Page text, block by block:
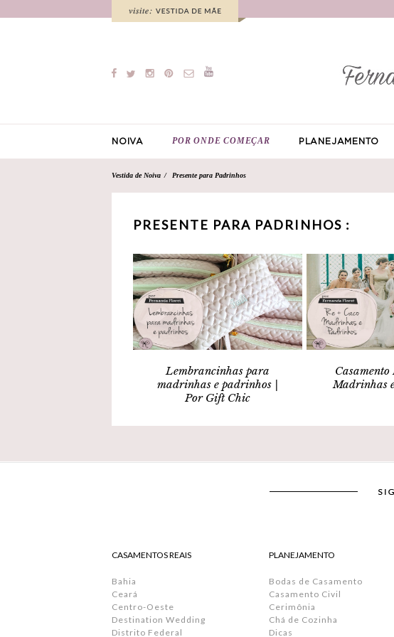
NOIVA POR ONDE COMEÇAR PLANEJAMENTO
Vestida de Noiva Presente para Padrinhos
PRESENTE PARA PADRINHOS :
Lembrancinhas para
madrinhas e padrinhos |
Por Gift Chic
Casamento
Madrinhas
CASAMENTOS REAIS
Bahia
Ceará
Centro-Oeste
Destination Wedding
Distrito Federal
PLANEJAMENTO
Bodas de Casamento
Casamento Civil
Cerimônia
Chá de Cozinha
Dicas